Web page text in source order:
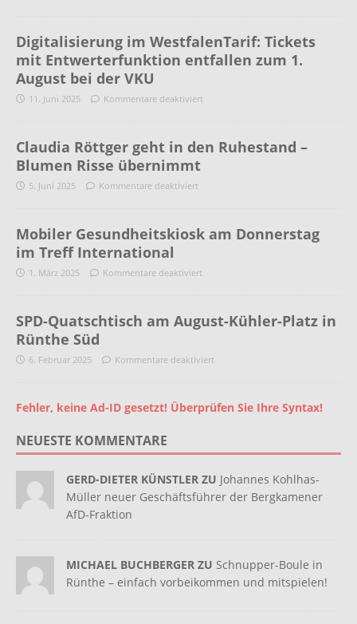
Digitalisierung im WestfalenTarif: Tickets
mit Entwerterfunktion entfallen zum 1.
August bei der VKU
11. Juni 2025 Kommentare deaktiviert
Claudia Röttger geht in den Ruhestand –
Blumen Risse übernimmt
5. Juni 2025 Kommentare deaktiviert
Mobiler Gesundheitskiosk am Donnerstag
im Treff International
1. März 2025 Kommentare deaktiviert
SPD-Quatschtisch am August-Kühler-Platz in
Rünthe Süd
6. Februar 2025 Kommentare deaktiviert
Fehler, keine Ad-ID gesetzt! Überprüfen Sie Ihre Syntax!
NEUESTE KOMMENTARE
GERD-DIETER KÜNSTLER ZU Johannes Kohlhas-
Müller neuer Geschäftsführer der Bergkamener
AfD-Fraktion
MICHAEL BUCHBERGER ZU Schnupper-Boule in
Rünthe – einfach vorbeikommen und mitspielen!